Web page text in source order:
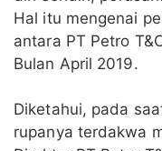
Hal itu mengenai
antara PT Petro
Bulan April 2019.
Diketahui, pada
rupanya terdakwa